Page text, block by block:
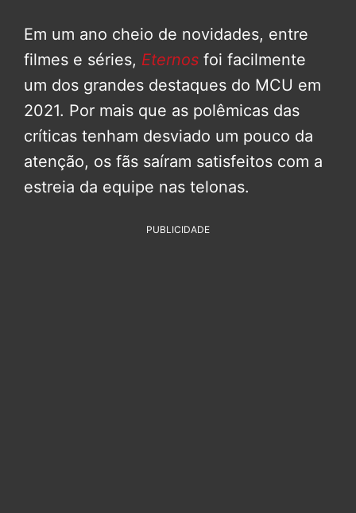
Em um ano cheio de novidades, entre
filmes e séries, Eternos foi facilmente
um dos grandes destaques do MCU em
2021. Por mais que as polêmicas das
críticas tenham desviado um pouco da
atenção, os fãs saíram satisfeitos com a
estreia da equipe nas telonas.
PUBLICIDADE